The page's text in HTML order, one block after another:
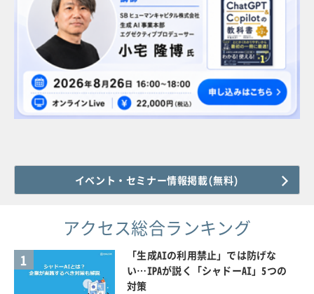
イベント・セミナー情報掲載(無料)
アクセス総合ランキング
1
「生成AIの利用禁止」では防げな
い…IPAが説く「シャドーAI」5つの
対策